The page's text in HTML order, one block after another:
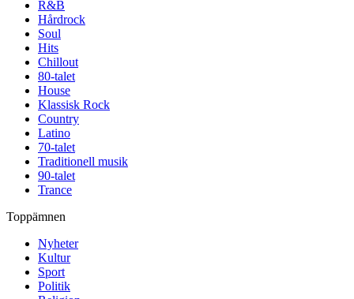
R&B
Hårdrock
Soul
Hits
Chillout
80-talet
House
Klassisk Rock
Country
Latino
70-talet
Traditionell musik
90-talet
Trance
Toppämnen
Nyheter
Kultur
Sport
Politik